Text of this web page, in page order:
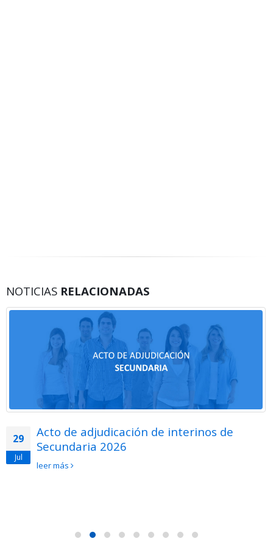
NOTICIAS RELACIONADAS
29
Jul
Acto de adjudicación de interinos de
Secundaria 2026
leer más